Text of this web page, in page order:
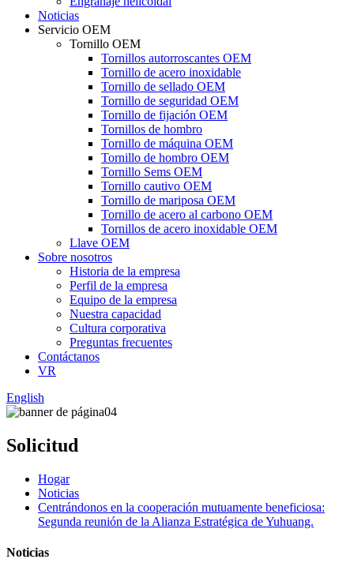
Noticias
Servicio OEM
Tornillo OEM
Tornillos autorroscantes OEM
Tornillo de acero inoxidable
Tornillo de sellado OEM
Tornillo de seguridad OEM
Tornillo de fijación OEM
Tornillos de hombro
Tornillo de máquina OEM
Tornillo de hombro OEM
Tornillo Sems OEM
Tornillo cautivo OEM
Tornillo de mariposa OEM
Tornillo de acero al carbono OEM
Tornillos de acero inoxidable OEM
Llave OEM
Sobre nosotros
Historia de la empresa
Perfil de la empresa
Equipo de la empresa
Nuestra capacidad
Cultura corporativa
Preguntas frecuentes
Contáctanos
VR
English
Solicitud
Hogar
Noticias
Centrándonos en la cooperación mutuamente beneficiosa:
Segunda reunión de la Alianza Estratégica de Yuhuang.
Noticias